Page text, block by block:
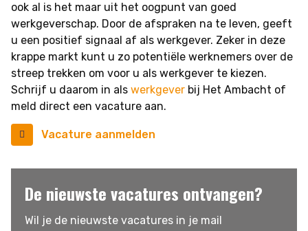
ook al is het maar uit het oogpunt van goed
werkgeverschap. Door de afspraken na te leven, geeft
u een positief signaal af als werkgever. Zeker in deze
krappe markt kunt u zo potentiële werknemers over de
streep trekken om voor u als werkgever te kiezen.
Schrijf u daarom in als werkgever bij Het Ambacht of
meld direct een vacature aan.
Vacature aanmelden
De nieuwste vacatures ontvangen?
Wil je de nieuwste vacatures in je mail